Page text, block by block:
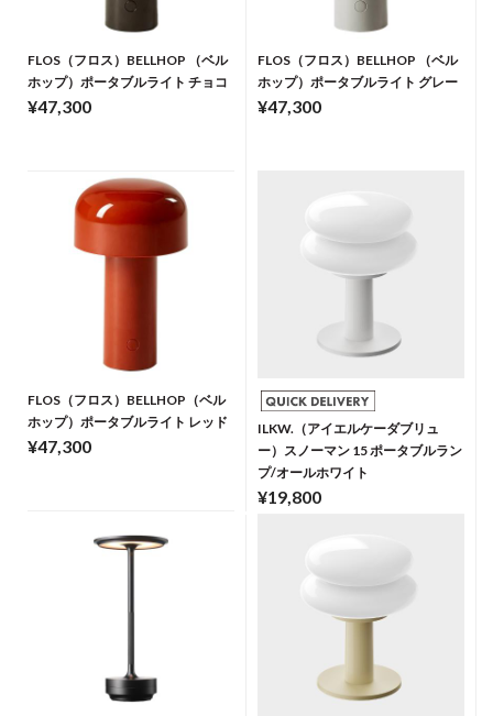
FLOS（フロス）BELLHOP （ベル
ホップ）ポータブルライト チョコ
¥47,300
FLOS（フロス）BELLHOP （ベル
ホップ）ポータブルライト グレー
¥47,300
FLOS（フロス）BELLHOP（ベル
ホップ）ポータブルライト レッド
¥47,300
ILKW.（アイエルケーダブリュ
ー）スノーマン 15 ポータブルラン
プ/オールホワイト
¥19,800